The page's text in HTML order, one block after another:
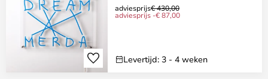
adviesprijs€ 430,00
adviesprijs -€ 87,00
Levertijd: 3 - 4 weken